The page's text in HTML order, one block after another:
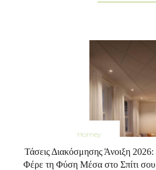
Homey
Τάσεις Διακόσμησης Άνοιξη 2026:
Φέρε τη Φύση Μέσα στο Σπίτι σου